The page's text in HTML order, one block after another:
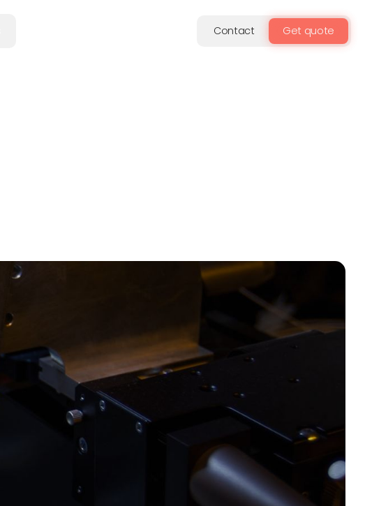
Contact Get quote